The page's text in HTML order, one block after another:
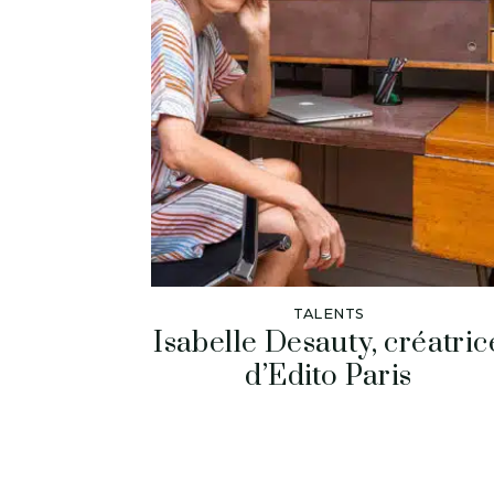
TALENTS
Isabelle Desauty,
d’Edito Paris